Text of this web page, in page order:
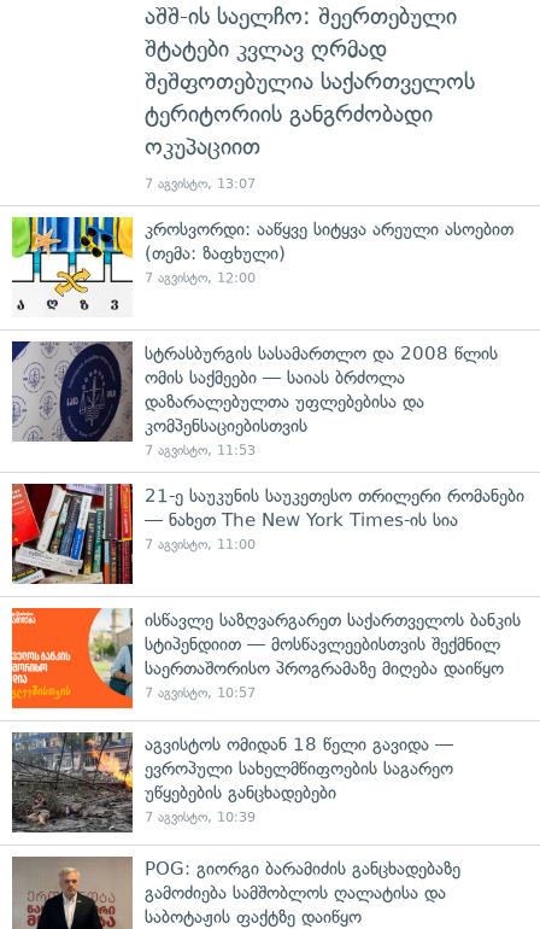
აშშ-ის საელჩო: შეერთებული
შტატები კვლავ ღრმად
შეშფოთებულია საქართველოს
ტერიტორიის განგრძობადი
ოკუპაციით
7 აგვისტო, 13:07
კროსვორდი: ააწყვე სიტყვა არეული ასოებით
(თემა: ზაფხული)
7 აგვისტო, 12:00
სტრასბურგის სასამართლო და 2008 წლის
ომის საქმეები — საიას ბრძოლა
დაზარალებულთა უფლებებისა და
კომპენსაციებისთვის
7 აგვისტო, 11:53
21-ე საუკუნის საუკეთესო თრილერი რომანები
— ნახეთ The New York Times-ის სია
7 აგვისტო, 11:00
ისწავლე საზღვარგარეთ საქართველოს ბანკის
სტიპენდიით — მოსწავლეებისთვის შექმნილ
საერთაშორისო პროგრამაზე მიღება დაიწყო
7 აგვისტო, 10:57
აგვისტოს ომიდან 18 წელი გავიდა —
ევროპული სახელმწიფოების საგარეო
უწყებების განცხადებები
7 აგვისტო, 10:39
POG: გიორგი ბარამიძის განცხადებაზე
გამოძიება სამშობლოს ღალატისა და
საბოტაჟის ფაქტზე დაიწყო